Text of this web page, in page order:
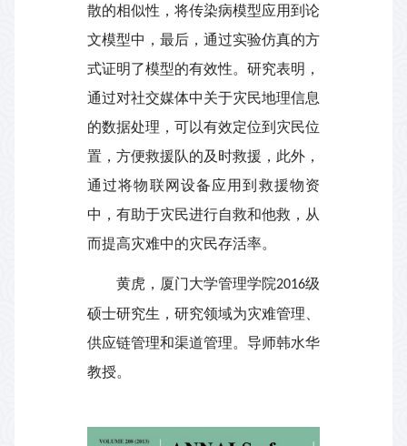
散的相似性，将传染病模型应用到论
文模型中，最后，通过实验仿真的方
式证明了模型的有效性。研究表明，
通过对社交媒体中关于灾民地理信息
的数据处理，可以有效定位到灾民位
置，方便救援队的及时救援，此外，
通过将物联网设备应用到救援物资
中，有助于灾民进行自救和他救，从
而提高灾难中的灾民存活率。
黄虎，厦门大学管理学院2016级
硕士研究生， 研究领域为灾难管理、
供应链管理和渠道管理。 导师韩水华
教授。